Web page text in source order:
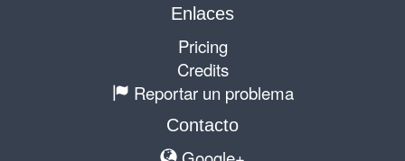
Enlaces
Pricing
Credits
Reportar un problema
Contacto